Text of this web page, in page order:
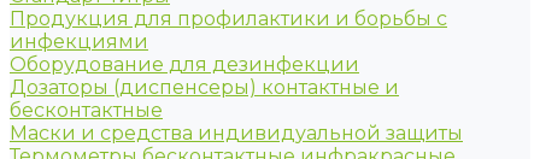
Продукция для профилактики и борьбы с
инфекциями
Оборудование для дезинфекции
Дозаторы (диспенсеры) контактные и
бесконтактные
Маски и средства индивидуальной защиты